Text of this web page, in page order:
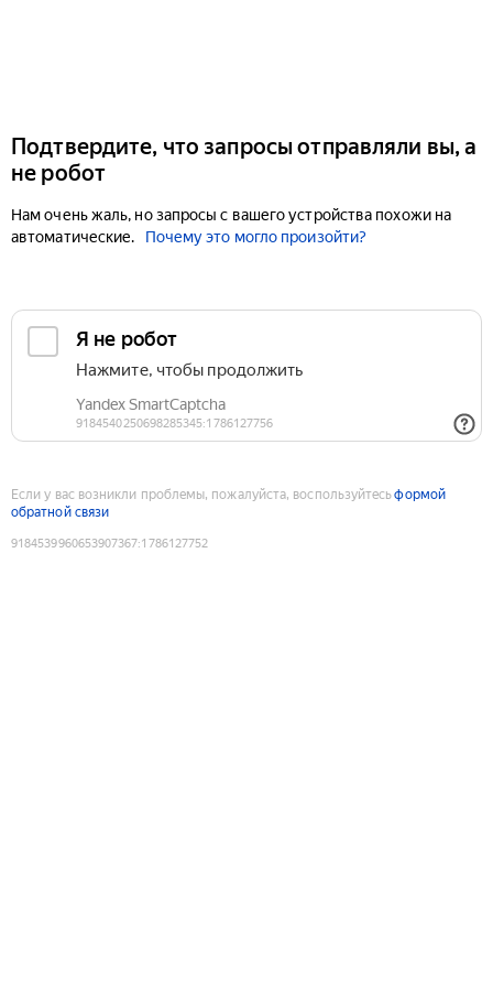
Подтвердите, что запросы отправляли вы, а
не робот
Нам очень жаль, но запросы с вашего устройства похожи на
автоматические.
Почему это могло произойти?
Если у вас возникли проблемы, пожалуйста, воспользуйтесьформой
обратной связи
9184539960653907367:1786127752